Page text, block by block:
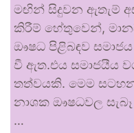
මඟින් සිදුවන ඇතැම්
කිරීම් හේතුවෙන්,
ඖෂධ පිළිබඳව
වී ඇත.එය සමාජයීය
තත්වයකි. මෙම
නාශක ඖෂධවල සැබෑ
…